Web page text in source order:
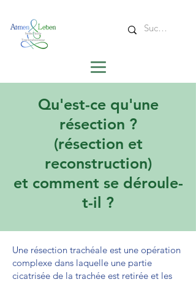
Qu'est-ce qu'une
résection ?
(résection et
reconstruction)
et comment se déroule-
t-il ?
Une résection trachéale est une opération
complexe dans laquelle une partie
cicatrisée de la trachée est retirée et les